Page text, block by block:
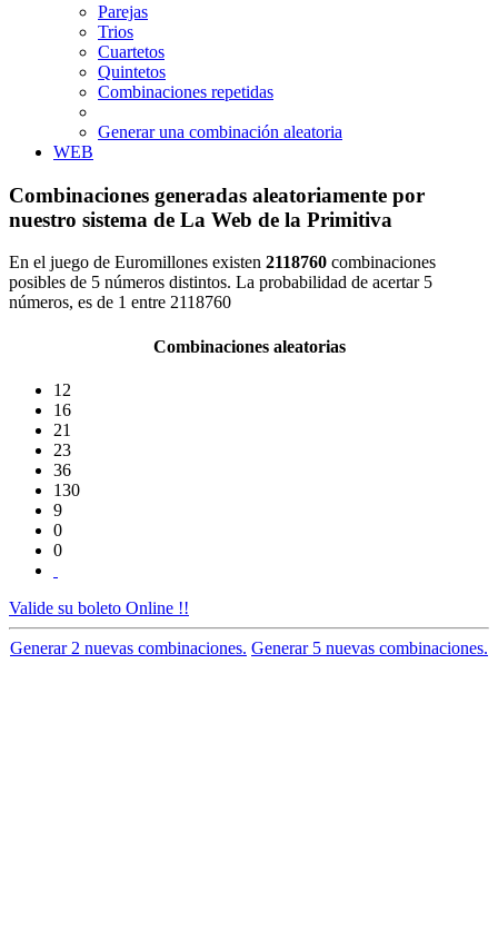
Parejas
Trios
Cuartetos
Quintetos
Combinaciones repetidas
Generar una combinación aleatoria
WEB
Combinaciones generadas aleatoriamente por
nuestro sistema de La Web de la Primitiva
En el juego de Euromillones existen 2118760 combinaciones
posibles de 5 números distintos. La probabilidad de acertar 5
números, es de 1 entre 2118760
Combinaciones aleatorias
12
16
21
23
36
130
9
0
0
Valide su boleto Online !!
Generar 2 nuevas combinaciones. Generar 5 nuevas combinaciones.